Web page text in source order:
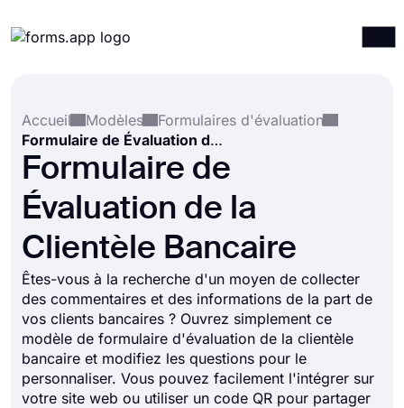
Intégrations
Modèles
Ressources
Accueil
Modèles
Formulaires d'évaluation
Formulaire de Évaluation de la Clientèle Bancaire
Formulaire de
Évaluation de la
Clientèle Bancaire
Êtes-vous à la recherche d'un moyen de collecter
des commentaires et des informations de la part de
vos clients bancaires ? Ouvrez simplement ce
modèle de formulaire d'évaluation de la clientèle
bancaire et modifiez les questions pour le
personnaliser. Vous pouvez facilement l'intégrer sur
votre site web ou utiliser un code QR pour partager